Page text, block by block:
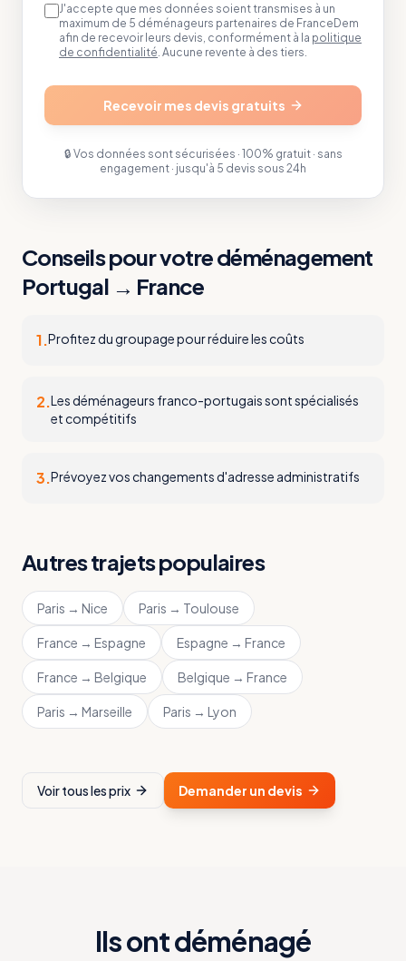
J'accepte que mes données soient transmises à un
maximum de 5 déménageurs partenaires de FranceDem
afin de recevoir leurs devis, conformément à la politique
de confidentialité. Aucune revente à des tiers.
Recevoir mes devis gratuits
🔒 Vos données sont sécurisées · 100% gratuit · sans
engagement · jusqu'à 5 devis sous 24h
Conseils pour votre déménagement
Portugal → France
1.Profitez du groupage pour réduire les coûts
2.Les déménageurs franco-portugais sont spécialisés
et compétitifs
3.Prévoyez vos changements d'adresse administratifs
Autres trajets populaires
Paris → Nice Paris → Toulouse
France → Espagne Espagne → France
France → Belgique Belgique → France
Paris → Marseille Paris → Lyon
Voir tous les prix Demander un devis
Ils ont déménagé